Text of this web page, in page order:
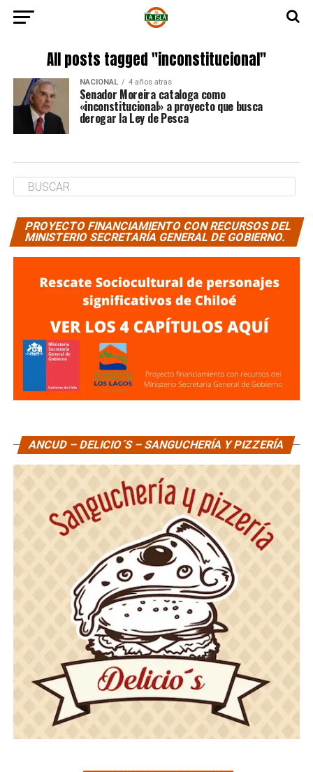
All posts tagged "inconstitucional"
NACIONAL 4 años atras
Senador Moreira cataloga como
«inconstitucional» a proyecto que busca
derogar la Ley de Pesca
PROYECTO FINANCIAMIENTO CON RECURSOS DEL
MINISTERIO SECRETARÍA GENERAL DE GOBIERNO.
ANCUD – DELICIO´S – SANGUCHERÍA Y PIZZERÍA